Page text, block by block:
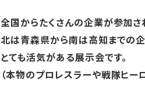
全国からたくさんの企業が参加さ
北は青森県から南は高知までの
とても活気がある展示会です。
（本物のプロレスラーや戦隊ヒ